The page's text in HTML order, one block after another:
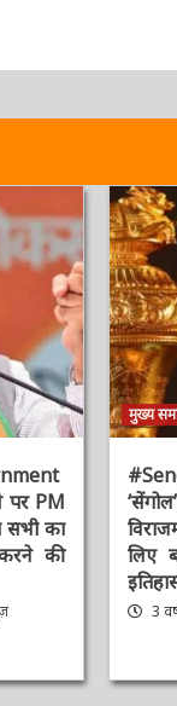
PM
का
की
मुख्य
लिए
इतिहास
3